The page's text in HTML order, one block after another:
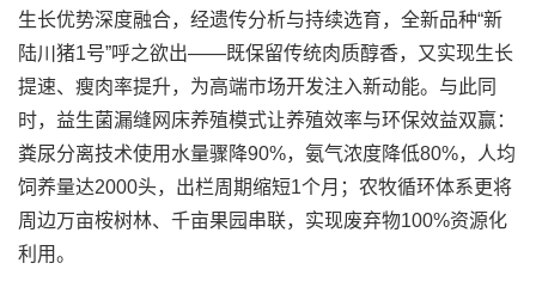
生长优势深度融合，经遗传分析与持续选育，全新品种“新
陆川猪1号”呼之欲出——既保留传统肉质醇香，又实现生长
提速、瘦肉率提升，为高端市场开发注入新动能。与此同
时，益生菌漏缝网床养殖模式让养殖效率与环保效益双赢：
粪尿分离技术使用水量骤降90%，氨气浓度降低80%，人均
饲养量达2000头，出栏周期缩短1个月；农牧循环体系更将
周边万亩桉树林、千亩果园串联，实现废弃物100%资源化
利用。